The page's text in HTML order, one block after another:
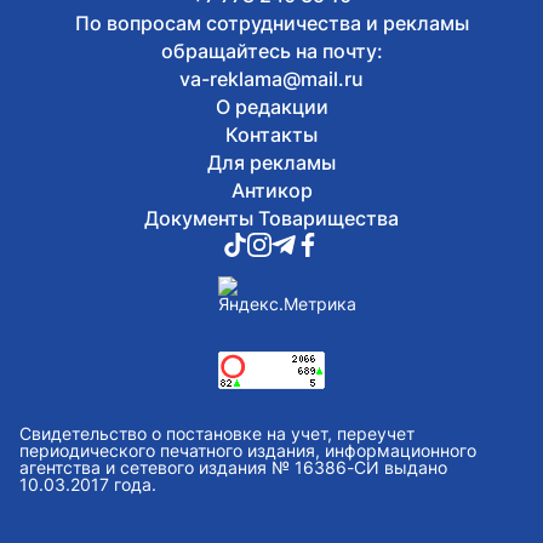
По вопросам сотрудничества и рекламы
обращайтесь на почту:
va-reklama@mail.ru
О редакции
Контакты
Для рекламы
Антикор
Документы Товарищества
Свидетельство о постановке на учет, переучет
периодического печатного издания, информационного
агентства и сетевого издания № 16386-СИ выдано
10.03.2017 года.